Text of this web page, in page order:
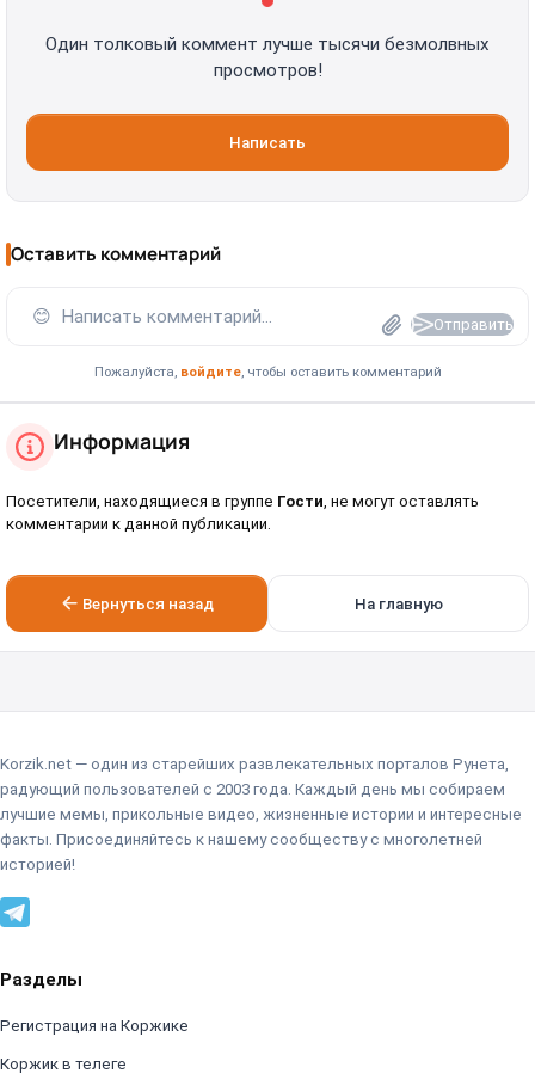
Один толковый коммент лучше тысячи безмолвных
просмотров!
Написать
Оставить комментарий
😊 Написать комментарий... Отправить
Пожалуйста, войдите, чтобы оставить комментарий
Информация
Посетители, находящиеся в группе Гости, не могут оставлять
комментарии к данной публикации.
Вернуться назад На главную
Korzik.net — один из старейших развлекательных порталов Рунета,
радующий пользователей с 2003 года. Каждый день мы собираем
лучшие мемы, прикольные видео, жизненные истории и интересные
факты. Присоединяйтесь к нашему сообществу с многолетней
историей!
Разделы
Регистрация на Коржике
Коржик в телеге